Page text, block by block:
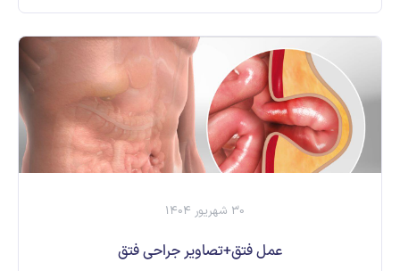
30 شهریور 1404
عمل فتق+تصاویر جراحی فتق